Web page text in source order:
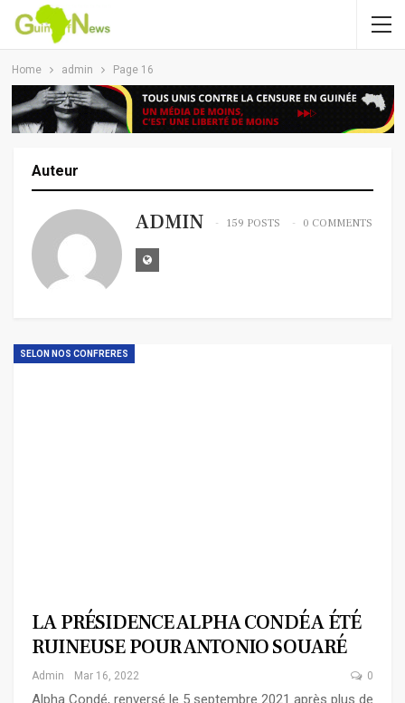
Home admin Page 16
Auteur
ADMIN 159 POSTS 0 COMMENTS
SELON NOS CONFRERES
LA PRÉSIDENCE ALPHA CONDÉ A ÉTÉ
RUINEUSE POUR ANTONIO SOUARÉ
Admin Mar 16, 2022 0
Alpha Condé, renversé le 5 septembre 2021 après plus de